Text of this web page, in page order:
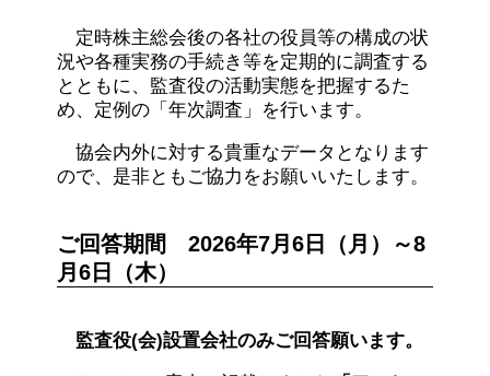
定時株主総会後の各社の役員等の構成の状
況や各種実務の手続き等を定期的に調査する
とともに、監査役の活動実態を把握するた
め、定例の「年次調査」を行います。
協会内外に対する貴重なデータとなります
ので、是非ともご協力をお願いいたします。
ご回答期間 2026年7月6日（月）～8
月6日（木）
監査役(会)設置会社のみご回答願います。